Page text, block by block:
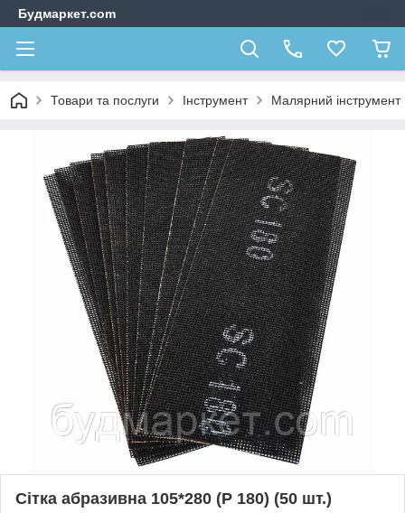
Будмаркет.com
Товари та послуги Інструмент Малярний інструмент
Сітка абразивна 105*280 (Р 180) (50 шт.)